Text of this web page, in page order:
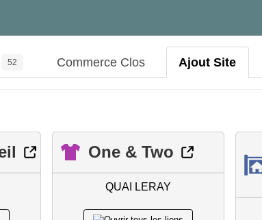
52 Commerce Clos Ajout Site
One & Two
QUAI LERAY